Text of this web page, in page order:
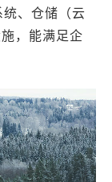
、仓储（云
，能满足企